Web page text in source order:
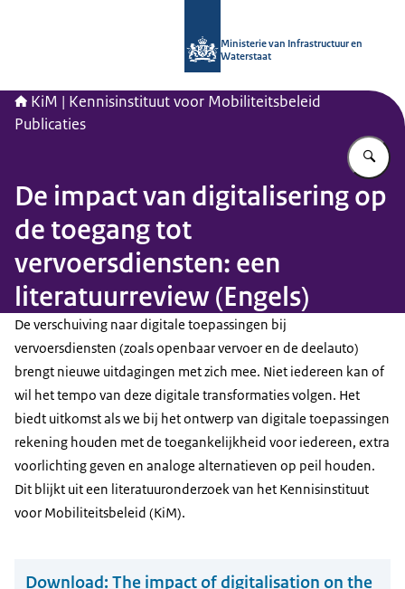
Ministerie van Infrastructuur en
Waterstaat
KiM | Kennisinstituut voor Mobiliteitsbeleid
Publicaties
De impact van digitalisering op
de toegang tot
vervoersdiensten: een
literatuurreview (Engels)
De verschuiving naar digitale toepassingen bij
vervoersdiensten (zoals openbaar vervoer en de deelauto)
brengt nieuwe uitdagingen met zich mee. Niet iedereen kan of
wil het tempo van deze digitale transformaties volgen. Het
biedt uitkomst als we bij het ontwerp van digitale toepassingen
rekening houden met de toegankelijkheid voor iedereen, extra
voorlichting geven en analoge alternatieven op peil houden.
Dit blijkt uit een literatuuronderzoek van het Kennisinstituut
voor Mobiliteitsbeleid (KiM).
Download: The impact of digitalisation on the